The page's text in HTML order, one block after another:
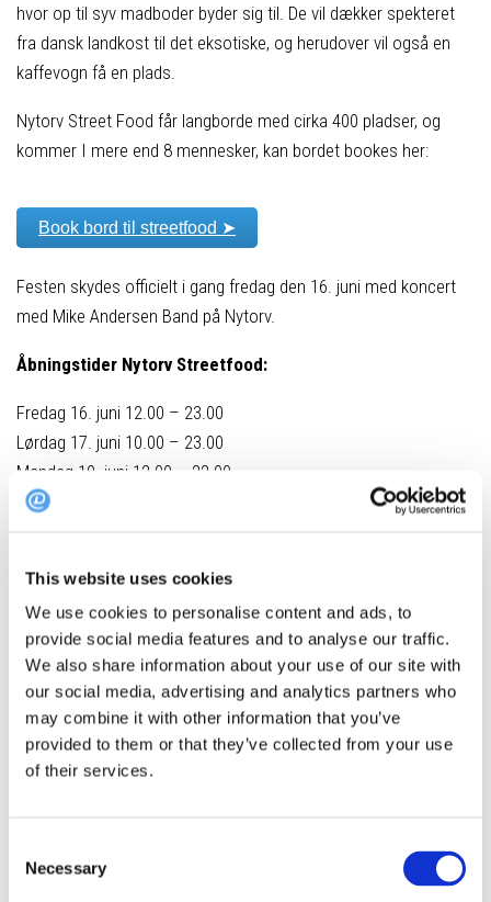
This website uses cookies
We use cookies to personalise content and ads, to
provide social media features and to analyse our traffic.
We also share information about your use of our site with
our social media, advertising and analytics partners who
may combine it with other information that you’ve
provided to them or that they’ve collected from your use
of their services.
Selection
Necessary
hvor op til syv madboder byder sig til. De vil dækker spekteret
fra dansk landkost til det eksotiske, og herudover vil også en
kaffevogn få en plads.
Nytorv Street Food får langborde med cirka 400 pladser, og
kommer I mere end 8 mennesker, kan bordet bookes her:
Book bord til streetfood ➤
Festen skydes officielt i gang fredag den 16. juni med koncert
med Mike Andersen Band på Nytorv.
Åbningstider Nytorv Streetfood:
Fredag 16. juni 12.00 – 23.00
Lørdag 17. juni 10.00 – 23.00
Mandag 19. juni 12.00 – 22.00
Tirsdag 20. juni 12.00 – 22.00
Fredag 23. juni 12.00 – 24.00
Lørdag 24. juni 10.00 – 24.00
Tags: Viborg
Disse jyske restauranter roses til skyerne af gæster